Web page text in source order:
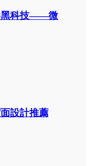
黑科技——微
設計推薦